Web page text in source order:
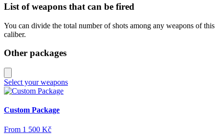
List of weapons that can be fired
You can divide the total number of shots among any weapons of this
caliber.
Other packages
Select your weapons
Custom Package
From 1 500 Kč